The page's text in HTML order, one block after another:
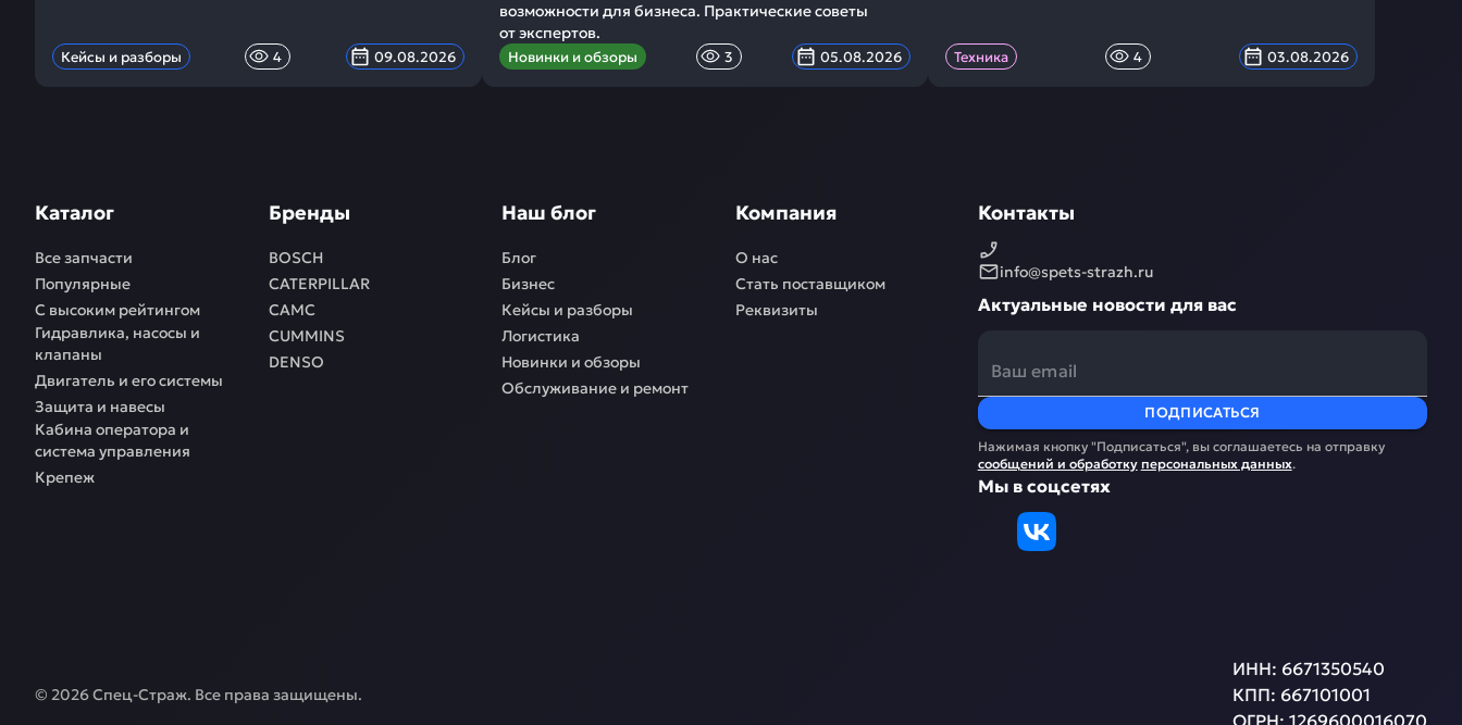
Кейсы и разборы 4 09.08.2026
возможности для бизнеса. Практические советы
от экспертов.
Новинки и обзоры 3 05.08.2026 Техника 4 03.08.2026
Каталог
Все запчасти
Популярные
С высоким рейтингом
Гидравлика, насосы и
клапаны
Двигатель и его системы
Защита и навесы
Кабина оператора и
система управления
Крепеж
Бренды
BOSCH
CATERPILLAR
CAMC
CUMMINS
DENSO
Наш блог
Блог
Бизнес
Кейсы и разборы
Логистика
Новинки и обзоры
Обслуживание и ремонт
Компания
О нас
Стать поставщиком
Реквизиты
Контакты
info@spets-strazh.ru
Актуальные новости для вас
ПОДПИСАТЬСЯ
Нажимая кнопку "Подписаться", вы соглашаетесь на отправку
сообщений и обработку персональных данных.
Мы в соцсетях
© 2026Спец-Страж. Все права защищены.
ИНН: 6671350540
КПП: 667101001
ОГРН: 1269600016070